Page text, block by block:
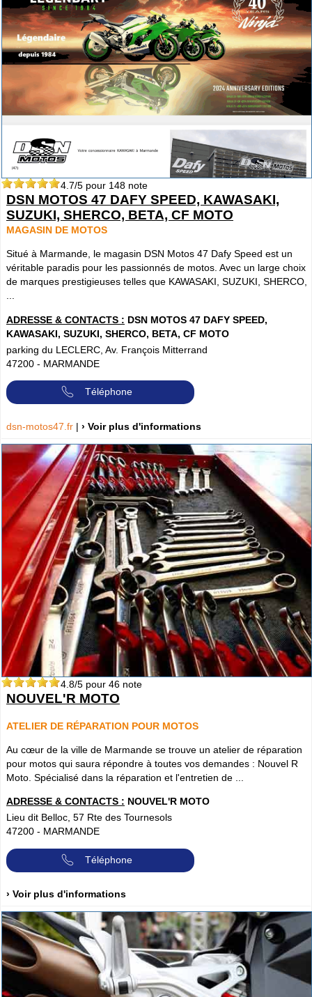
4.7/5 pour 148 note
DSN MOTOS 47 DAFY SPEED, KAWASAKI,
SUZUKI, SHERCO, BETA, CF MOTO
MAGASIN DE MOTOS
Situé à Marmande, le magasin DSN Motos 47 Dafy Speed est un
véritable paradis pour les passionnés de motos. Avec un large choix
de marques prestigieuses telles que KAWASAKI, SUZUKI, SHERCO,
...
ADRESSE & CONTACTS : DSN MOTOS 47 DAFY SPEED,
KAWASAKI, SUZUKI, SHERCO, BETA, CF MOTO
parking du LECLERC, Av. François Mitterrand
47200 - MARMANDE
Téléphone
dsn-motos47.fr | › Voir plus d'informations
4.8/5 pour 46 note
NOUVEL'R MOTO
ATELIER DE RÉPARATION POUR MOTOS
Au cœur de la ville de Marmande se trouve un atelier de réparation
pour motos qui saura répondre à toutes vos demandes : Nouvel R
Moto. Spécialisé dans la réparation et l'entretien de ...
ADRESSE & CONTACTS : NOUVEL'R MOTO
Lieu dit Belloc, 57 Rte des Tournesols
47200 - MARMANDE
Téléphone
› Voir plus d'informations